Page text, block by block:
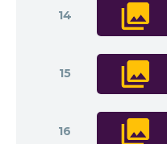
14
15
16